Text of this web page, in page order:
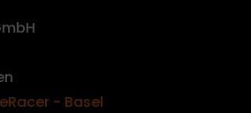
- Basel